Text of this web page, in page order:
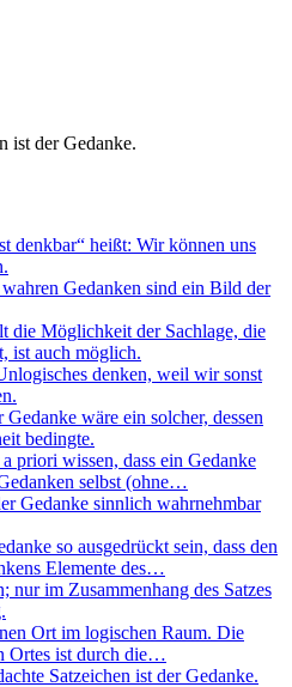
ist der Gedanke.
denkbar“ heißt: Wir können uns
Gedanken sind ein Bild der
die Möglichkeit der Sachlage, die
ist auch möglich.
denken, weil wir sonst
wäre ein solcher, dessen
bedingte.
priori wissen, dass ein Gedanke
selbst (ohne…
Gedanke sinnlich wahrnehmbar
so ausgedrückt sein, dass den
Elemente des…
nur im Zusammenhang des Satzes
Ort im logischen Raum. Die
Ortes ist durch die…
Satzeichen ist der Gedanke.